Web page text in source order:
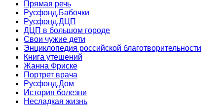
Прямая речь
Русфонд.Бабочки
Русфонд.ДЦП
ДЦП в большом городе
Свои чужие дети
Энциклопедия российской благотворительности
Книга утешений
Жанна Фриске
Портрет врача
Русфонд.Дом
История болезни
Несладкая жизнь